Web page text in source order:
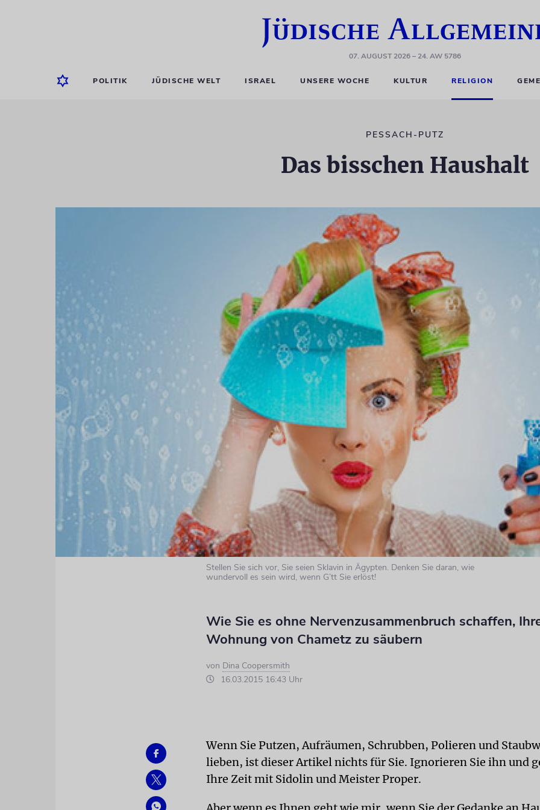
07. AUGUST 2026– 24. AW 5786
POLITIK JÜDISCHE WELT ISRAEL UNSERE WOCHE KULTUR RELIGION
PESSACH-PUTZ
Das bisschen Haushalt
Stellen Sie sich vor, Sie seien Sklavin in Ägypten. Denken Sie daran, wie
wundervoll es sein wird, wenn G’tt Sie erlöst!
Wie Sie es ohne Nervenzusammenbruch schaffen,
Wohnung von Chametz zu säubern
von Dina Coopersmith
16.03.2015 16:43 Uhr
Wenn Sie Putzen, Aufräumen, Schrubben, Polieren und
lieben, ist dieser Artikel nichts für Sie. Ignorieren Sie ihn und
Ihre Zeit mit Sidolin und Meister Proper.